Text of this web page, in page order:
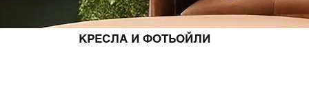
КРЕСЛА И ФОТЬОЙЛИ